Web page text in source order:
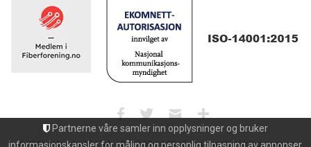
Partnerne våre samler inn opplysninger og bruker
© 2026 | Maxeta AS | Tel: +47 33 32 94 30 | E-post: nettbutikk@dgroup.no